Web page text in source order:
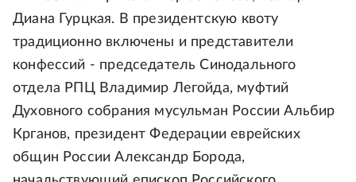
Диана Гурцкая. В президентскую квоту
традиционно включены и представители
конфессий - председатель Синодального
отдела РПЦ Владимир Легойда, муфтий
Духовного собрания мусульман России Альбир
Крганов, президент Федерации еврейских
общин России Александр Борода,